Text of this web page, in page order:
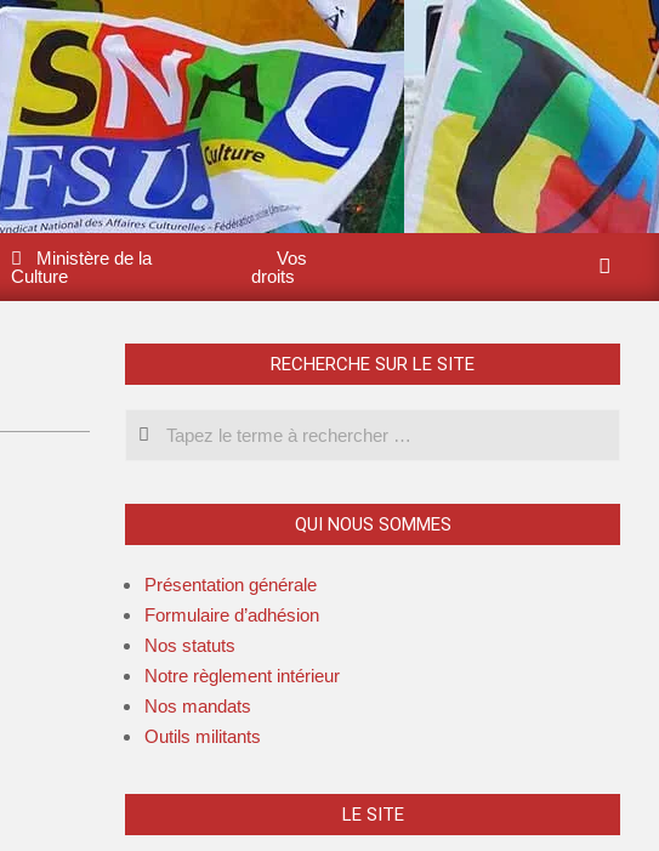
Ministère de la
Culture
Vos
droits
RECHERCHE SUR LE SITE
QUI NOUS SOMMES
Présentation générale
Formulaire d’adhésion
Nos statuts
Notre règlement intérieur
Nos mandats
Outils militants
LE SITE